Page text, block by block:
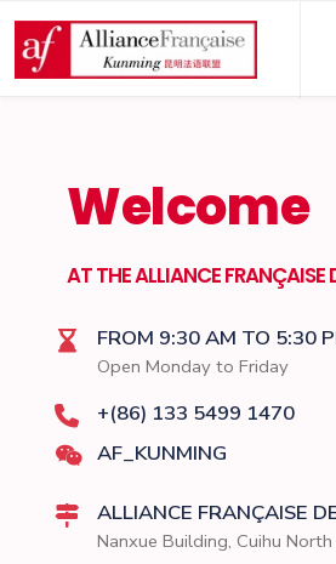
Welcome
AT THE ALLIANCE FRANÇAISE
FROM 9:30 AM TO 5:30
Open Monday to Friday
+(86) 133 5499 1470
AF_KUNMING
ALLIANCE FRANÇAISE
Nanxue Building, Cuihu North